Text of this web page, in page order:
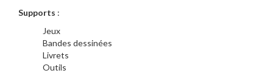
Supports :
Jeux
Bandes dessinées
Livrets
Outils